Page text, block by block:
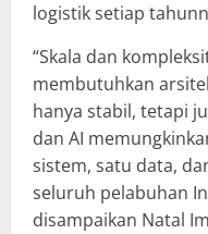
logistik setiap
“Skala dan
membutuhkan
hanya stabil, tetapi
dan AI
sistem, satu data,
seluruh pelabuhan
disampaikan Natal